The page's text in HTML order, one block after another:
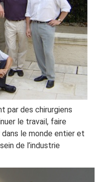
par des chirurgiens
le travail, faire
le monde entier et
de l’industrie